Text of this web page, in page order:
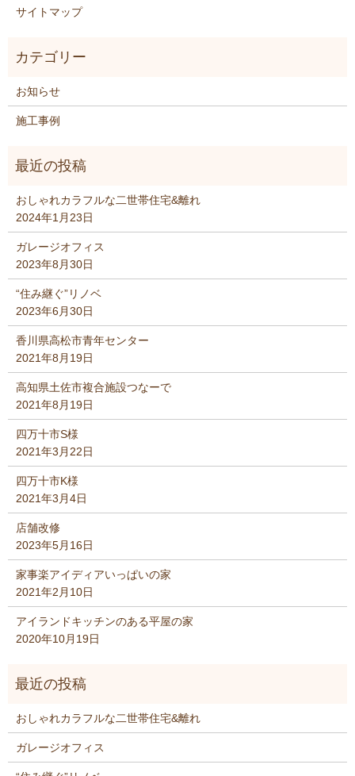
サイトマップ
お知らせ
施工事例
おしゃれカラフルな二世帯住宅&離れ
2024年1月23日
ガレージオフィス
2023年8月30日
“住み継ぐ”リノベ
2023年6月30日
香川県高松市青年センター
2021年8月19日
高知県土佐市複合施設つなーで
2021年8月19日
四万十市S様
2021年3月22日
四万十市K様
2021年3月4日
店舗改修
2023年5月16日
家事楽アイディアいっぱいの家
2021年2月10日
アイランドキッチンのある平屋の家
2020年10月19日
おしゃれカラフルな二世帯住宅&離れ
ガレージオフィス